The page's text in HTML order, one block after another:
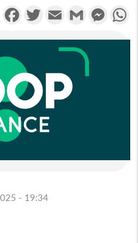
PartagerFacebookTwitterEmail Gmail
- 19:34